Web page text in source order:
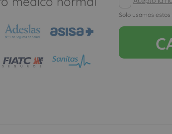
en este
seguro
Los
muy
como
Solo usamos